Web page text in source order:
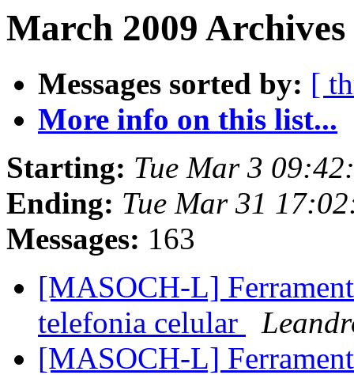
March 2009
Messages sorted by: [
More info on this list...
Starting: Tue Mar 3
Ending: Tue Mar 31
Messages: 163
[MASOCH-L]
telefonia celular
[MASOCH-L]